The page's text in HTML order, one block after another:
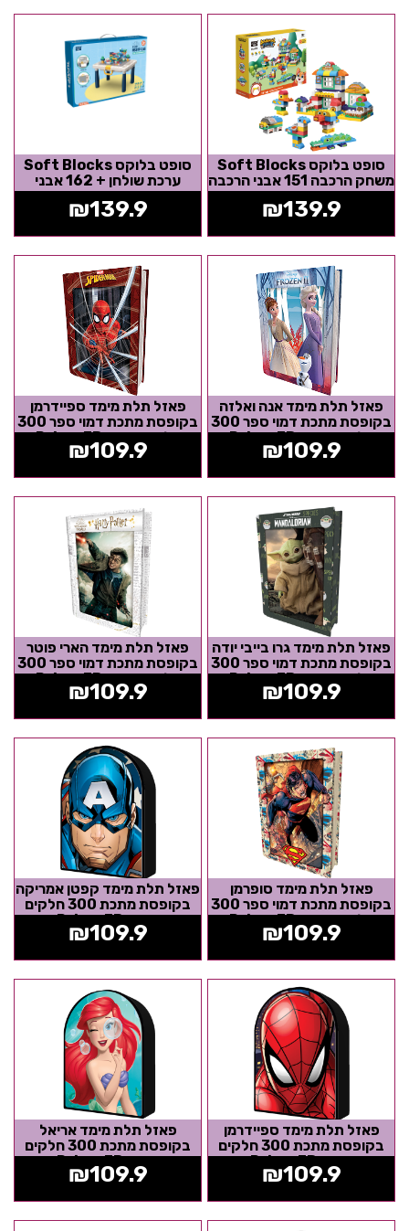
סופט בלוקס Soft Blocks
משחק הרכבה 151 אבני הרכבה
גמישות
₪139.9
סופט בלוקס Soft Blocks
ערכת שולחן + 162 אבני
הרכבה קשיחות
₪139.9
פאזל תלת מימד אנה ואלזה
בקופסת מתכת דמוי ספר 300
חלקים מבית Prime 3D
₪109.9
פאזל תלת מימד ספיידרמן
בקופסת מתכת דמוי ספר 300
חלקים מבית Prime 3D
₪109.9
פאזל תלת מימד גרו בייבי יודה
בקופסת מתכת דמוי ספר 300
חלקים מבית Prime 3D
₪109.9
פאזל תלת מימד הארי פוטר
בקופסת מתכת דמוי ספר 300
חלקים מבית Prime 3D
₪109.9
פאזל תלת מימד סופרמן
בקופסת מתכת דמוי ספר 300
חלקים מבית Prime 3D
₪109.9
פאזל תלת מימד קפטן אמריקה
בקופסת מתכת 300 חלקים
מבית Prime 3D
₪109.9
פאזל תלת מימד ספיידרמן
בקופסת מתכת 300 חלקים
מבית Prime 3D
₪109.9
פאזל תלת מימד אריאל
בקופסת מתכת 300 חלקים
מבית Prime 3D
₪109.9